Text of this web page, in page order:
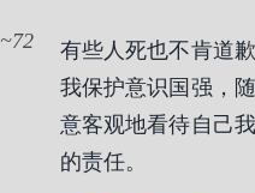
72
有些人死也不肯道
我保护意识国强，
意客观地看待自己
的责任。